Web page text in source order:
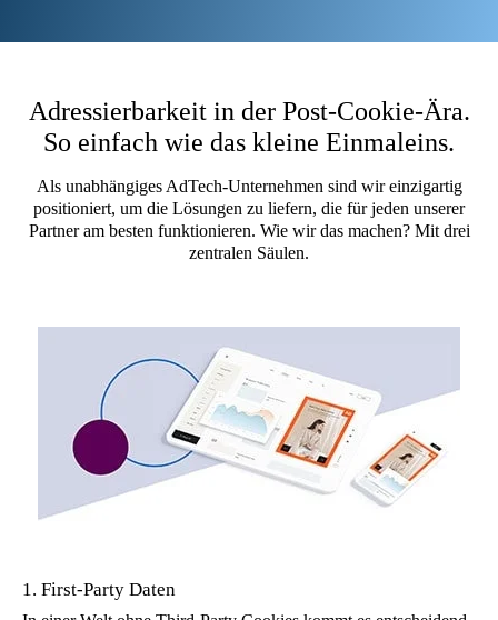
Adressierbarkeit in der Post-Cookie-Ära.
So einfach wie das kleine Einmaleins.
Als unabhängiges AdTech-Unternehmen sind wir einzigartig
positioniert, um die Lösungen zu liefern, die für jeden unserer
Partner am besten funktionieren. Wie wir das machen? Mit drei
zentralen Säulen.
1. First-Party Daten